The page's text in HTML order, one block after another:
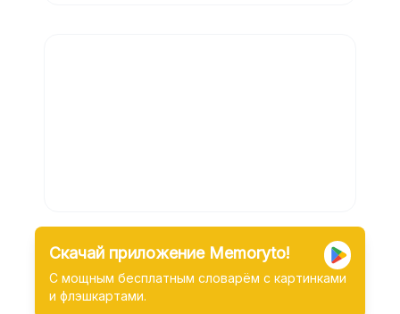
Скачай приложение Memoryto!
С мощным бесплатным словарём с картинками
и флэшкартами.